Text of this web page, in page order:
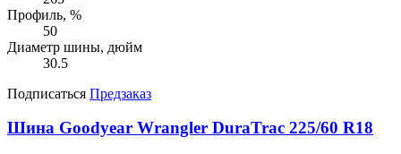
Профиль, %
50
Диаметр шины, дюйм
30.5
Подписаться Предзаказ
Шина Goodyear Wrangler DuraTrac 225/60 R18